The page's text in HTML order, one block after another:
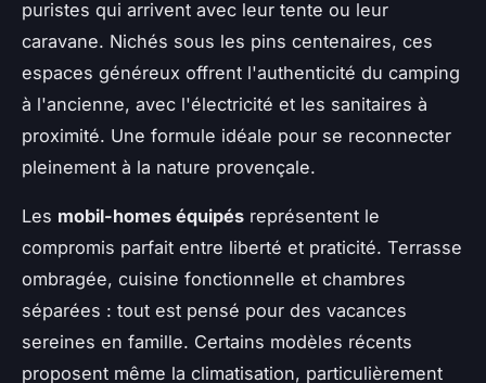
puristes qui arrivent avec leur tente ou leur
caravane. Nichés sous les pins centenaires, ces
espaces généreux offrent l'authenticité du camping
à l'ancienne, avec l'électricité et les sanitaires à
proximité. Une formule idéale pour se reconnecter
pleinement à la nature provençale.
Les mobil-homes équipés représentent le
compromis parfait entre liberté et praticité. Terrasse
ombragée, cuisine fonctionnelle et chambres
séparées : tout est pensé pour des vacances
sereines en famille. Certains modèles récents
proposent même la climatisation, particulièrement